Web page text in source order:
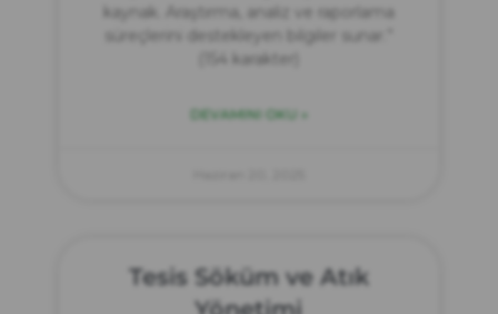
kaynak. Araştırma, analiz ve raporlama
süreçlerini destekleyen bilgiler sunar.”
(154 karakter)
DEVAMINI OKU »
Tesis Söküm ve Atık